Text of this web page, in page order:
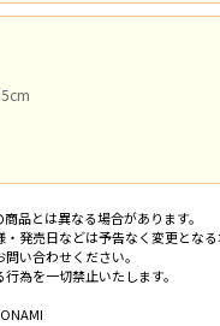
品とは異なる場合があります。
発売日などは予告なく変更となる
い合わせください。
為を一切禁止いたします。